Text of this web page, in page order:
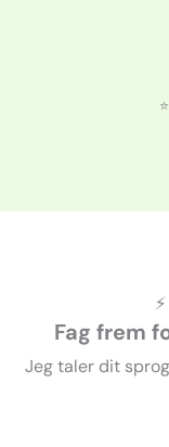
⚡
Fag frem
Jeg taler dit